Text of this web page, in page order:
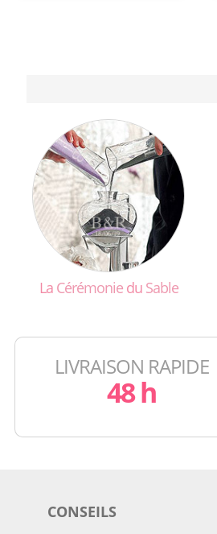
La Cérémoniedu Sable
LIVRAISON RAPIDE
48 h
CONSEILS